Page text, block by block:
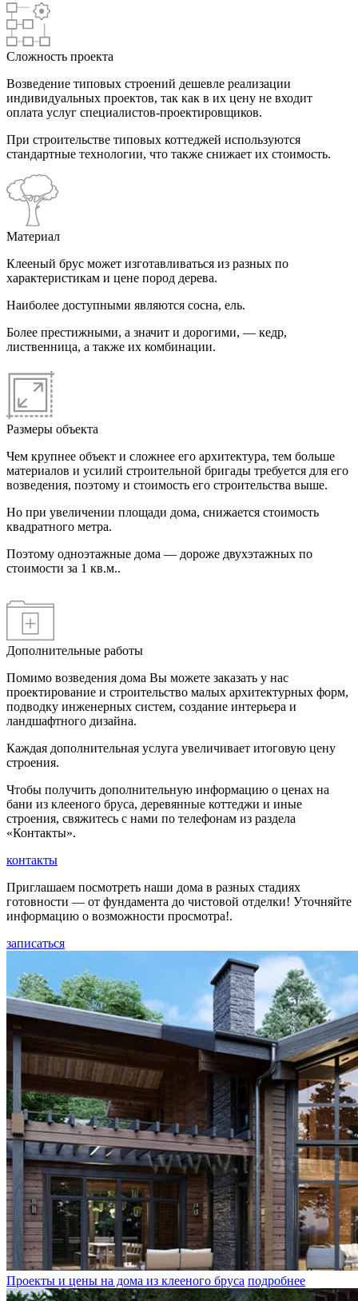
Сложность проекта
Возведение типовых строений дешевле реализации
индивидуальных проектов, так как в их цену не входит
оплата услуг специалистов-проектировщиков.
При строительстве типовых коттеджей используются
стандартные технологии, что также снижает их стоимость.
Материал
Клееный брус может изготавливаться из разных по
характеристикам и цене пород дерева.
Наиболее доступными являются сосна, ель.
Более престижными, а значит и дорогими, — кедр,
лиственница, а также их комбинации.
Размеры объекта
Чем крупнее объект и сложнее его архитектура, тем больше
материалов и усилий строительной бригады требуется для его
возведения, поэтому и стоимость его строительства выше.
Но при увеличении площади дома, снижается стоимость
квадратного метра.
Поэтому одноэтажные дома — дороже двухэтажных по
стоимости за 1 кв.м..
Дополнительные работы
Помимо возведения дома Вы можете заказать у нас
проектирование и строительство малых архитектурных форм,
подводку инженерных систем, создание интерьера и
ландшафтного дизайна.
Каждая дополнительная услуга увеличивает итоговую цену
строения.
Чтобы получить дополнительную информацию о ценах на
бани из клееного бруса, деревянные коттеджи и иные
строения, свяжитесь с нами по телефонам из раздела
«Контакты».
контакты
Приглашаем посмотреть наши дома в разных стадиях
готовности — от фундамента до чистовой отделки! Уточняйте
информацию о возможности просмотра!.
записаться
Проекты и цены на дома из клееного бруса подробнее